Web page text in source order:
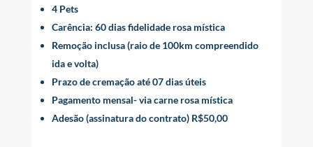
4 Pets
Carência: 60 dias fidelidade rosa mística
Remoção inclusa (raio de 100km compreendido
ida e volta)
Prazo de cremação até 07 dias úteis
Pagamento mensal- via carne rosa mística
Adesão (assinatura do contrato) R$50,00